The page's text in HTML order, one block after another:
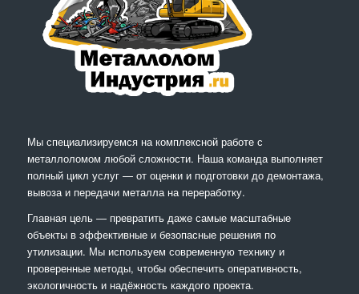
Мы специализируемся на комплексной работе с
металлоломом любой сложности. Наша команда выполняет
полный цикл услуг — от оценки и подготовки до демонтажа,
вывоза и передачи металла на переработку.
Главная цель — превратить даже самые масштабные
объекты в эффективные и безопасные решения по
утилизации. Мы используем современную технику и
проверенные методы, чтобы обеспечить оперативность,
экологичность и надёжность каждого проекта.